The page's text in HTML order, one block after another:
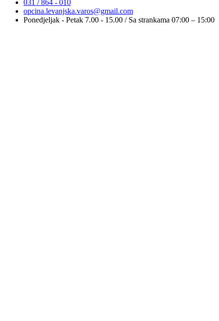
031 / 864 - 010
opcina.levanjska.varos@gmail.com
Ponedjeljak - Petak 7.00 - 15.00 / Sa strankama 07:00 – 15:00